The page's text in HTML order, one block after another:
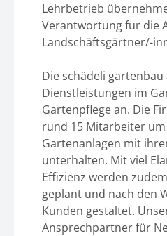
Lehrbetrieb
Verantwortung für die
Landschäftsgärtner/-
Die schädeli
Dienstleistungen im
Gartenpflege an. Die
rund 15 Mitarbeiter
Gartenanlagen mit
unterhalten. Mit viel
Effizienz werden
geplant und nach den
Kunden gestaltet.
Ansprechpartner für